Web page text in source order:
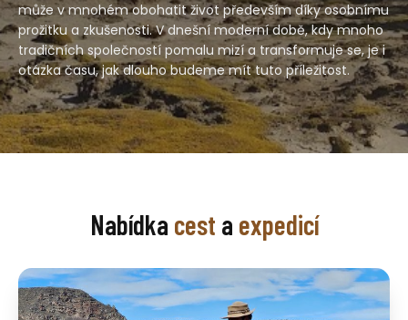
může v mnohém obohatit život především díky osobnímu
prožitku a zkušenosti. V dnešní moderní době, kdy mnoho
tradičních společností pomalu mizí a transformuje se, je i
otázka času, jak dlouho budeme mít tuto příležitost.
Nabídka cest a expedicí